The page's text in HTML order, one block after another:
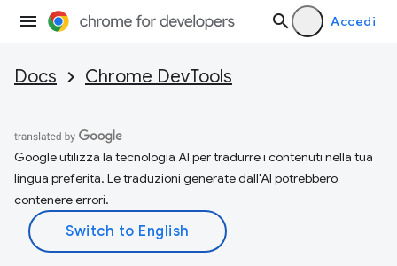
Accedi
Docs Chrome DevTools
Google utilizza la tecnologia AI per tradurre i contenuti nella tua
lingua preferita. Le traduzioni generate dall'AI potrebbero
contenere errori.